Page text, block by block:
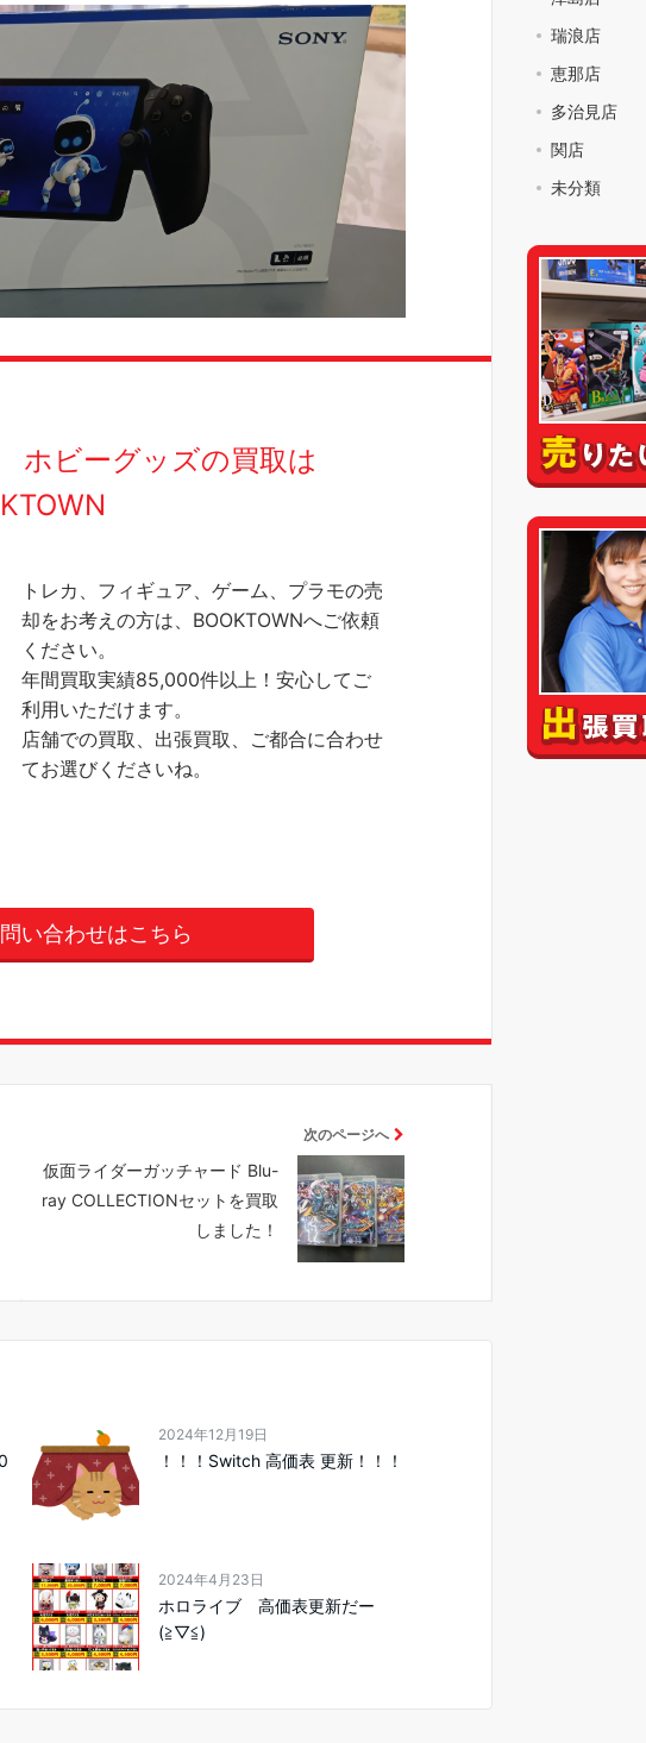
ホビーグッズの買取は
トレカ、フィギュア、ゲーム、プラモの売
却をお考えの方は、BOOKTOWNへご依頼
ください。
年間買取実績85,000件以上！安心してご
利用いただけます。
店舗での買取、出張買取、ご都合に合わせ
てお選びくださいね。
い合わせはこちら
次のページへ
仮面ライダーガッチャード Blu-
ray COLLECTIONセットを買取
しました！
2024年12月19日
！！！Switch 高価表 更新！！！
2024年4月23日
ホロライブ 高価表更新だー
(≧▽≦)
瑞浪店
恵那店
多治見店
関店
未分類